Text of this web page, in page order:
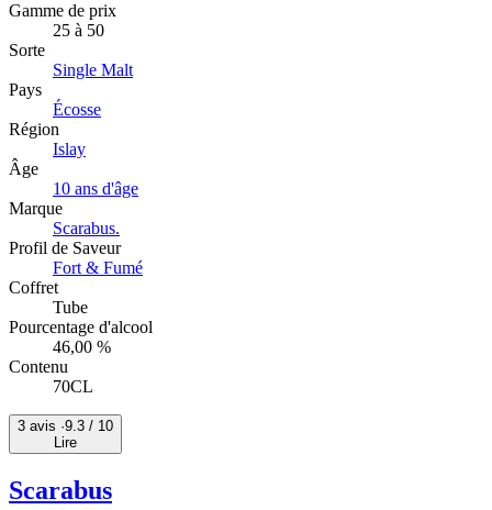
Gamme de prix
25 à 50
Sorte
Single Malt
Pays
Écosse
Région
Islay
Âge
10 ans d'âge
Marque
Scarabus.
Profil de Saveur
Fort & Fumé
Coffret
Tube
Pourcentage d'alcool
46,00 %
Contenu
70CL
3 avis ·9.3 / 10
Lire
Scarabus